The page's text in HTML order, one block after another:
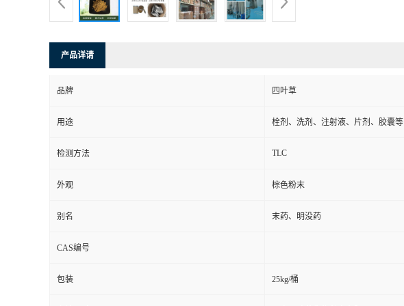
产品详请
品牌 四叶草
用途 栓剂、洗剂、注射液、片剂、胶囊等
检测方法 TLC
外观 棕色粉末
别名 末药、明没药
CAS编号
包装 25kg/桶